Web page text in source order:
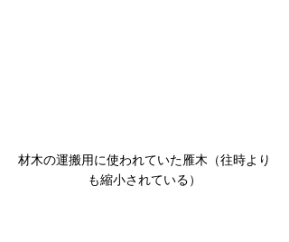
材木の運搬用に使われていた雁木（往時より
も縮小されている）